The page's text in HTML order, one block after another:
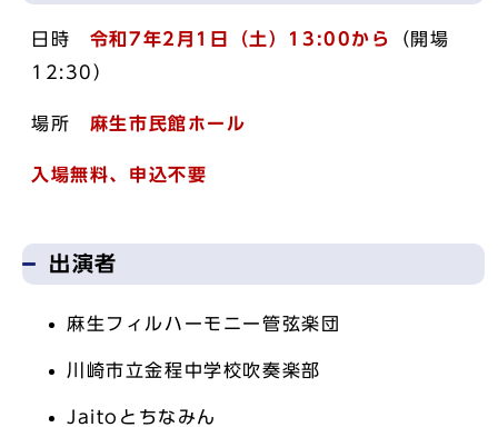
日時 令和7年2月1日（土）13:00から
（開場
12:30）
場所 麻生市民館ホール
入場無料、申込不要
出演者
麻生フィルハーモニー管弦楽団
川崎市立金程中学校吹奏楽部
Jaitoとちなみん